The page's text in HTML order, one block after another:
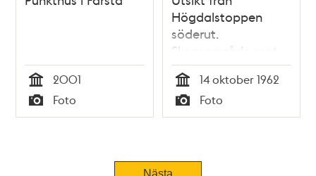
Tid
2001
Typ
Foto
Högdalstoppen
söderut.
Skogsområde mot
Farsta och Fagersjö.
Tid
14 oktober 1962
Typ
Foto